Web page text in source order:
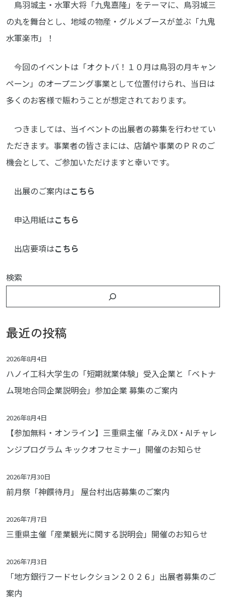
鳥羽城主・水軍大将「九鬼嘉隆」をテーマに、鳥羽城三
の丸を舞台とし、地域の物産・グルメブースが並ぶ「九鬼
水軍楽市」！
今回のイベントは「オクトバ！１０月は鳥羽の月キャン
ペーン」のオープニング事業として位置付けられ、当日は
多くのお客様で賑わうことが想定されております。
つきましては、当イベントの出展者の募集を行わせてい
ただきます。事業者の皆さまには、店舗や事業のＰＲのご
機会として、ご参加いただけますと幸いです。
出展のご案内はこちら
申込用紙はこちら
出店要項はこちら
検索
最近の投稿
ハノイ工科大学生の「短期就業体験」受入企業と「ベトナ
ム現地合同企業説明会」参加企業 募集のご案内
2026年8月4日
【参加無料・オンライン】三重県主催「みえDX・AIチャレ
ンジプログラム キックオフセミナー」開催のお知らせ
2026年8月4日
前月祭「神饌待月」 屋台村出店募集のご案内
2026年7月30日
三重県主催「産業観光に関する説明会」開催のお知らせ
2026年7月7日
「地方銀行フードセレクション２０２６」出展者募集のご
案内
2026年7月3日